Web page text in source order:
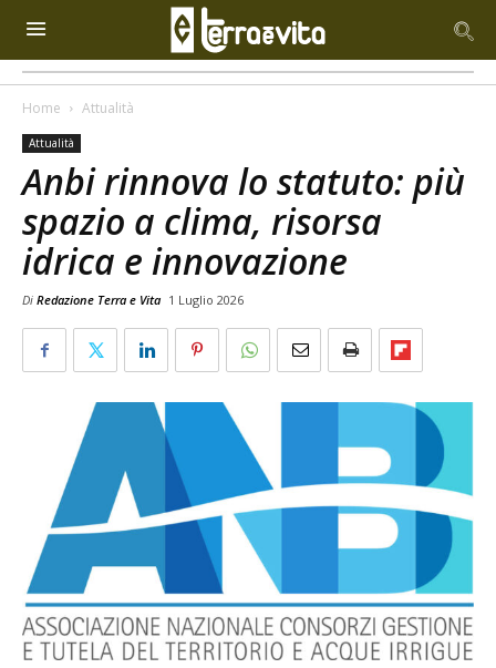
Home Attualità
Attualità
Anbi rinnova lo statuto: più
spazio a clima, risorsa
idrica e innovazione
Di Redazione Terra e Vita 1 Luglio 2026